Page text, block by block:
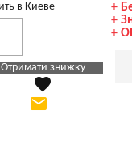
Отримати знижку
Яка Ваша ціна
Вказати мою ціну
favorite
email
+
+
+